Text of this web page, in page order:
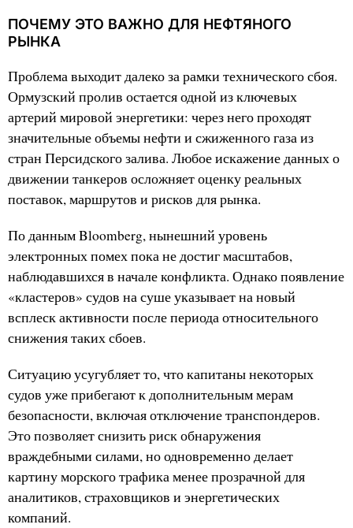
ПОЧЕМУ ЭТО ВАЖНО ДЛЯ НЕФТЯНОГО
РЫНКА
Проблема выходит далеко за рамки технического сбоя.
Ормузский пролив остается одной из ключевых
артерий мировой энергетики: через него проходят
значительные объемы нефти и сжиженного газа из
стран Персидского залива. Любое искажение данных о
движении танкеров осложняет оценку реальных
поставок, маршрутов и рисков для рынка.
По данным Bloomberg, нынешний уровень
электронных помех пока не достиг масштабов,
наблюдавшихся в начале конфликта. Однако появление
«кластеров» судов на суше указывает на новый
всплеск активности после периода относительного
снижения таких сбоев.
Ситуацию усугубляет то, что капитаны некоторых
судов уже прибегают к дополнительным мерам
безопасности, включая отключение транспондеров.
Это позволяет снизить риск обнаружения
враждебными силами, но одновременно делает
картину морского трафика менее прозрачной для
аналитиков, страховщиков и энергетических
компаний.